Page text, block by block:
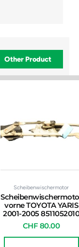
Other Product
Scheibenwischermotor
vorne TOYOTA YARIS
2001-2005
CHF 80.00